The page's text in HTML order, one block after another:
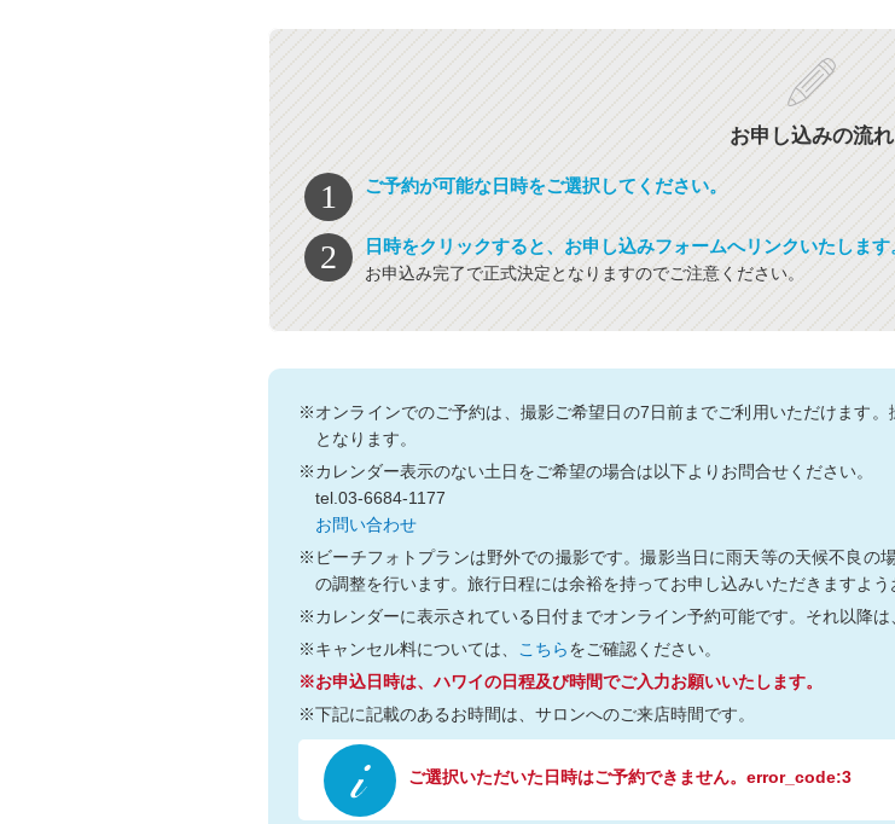
お申し込みの流れ
ご予約が可能な日時をご選択してください。
日時をクリックすると、お申し込みフォームへリンクいたします
お申込み完了で正式決定となりますのでご注意ください。
※オンラインでのご予約は、撮影ご希望日の7日前までご利用いただけます
となります。
※カレンダー表示のない土日をご希望の場合は以下よりお問合せください。
tel.03-6684-1177
お問い合わせ
※ビーチフォトプランは野外での撮影です。撮影当日に雨天等の天候不良の
の調整を行います。旅行日程には余裕を持ってお申し込みいただきますよう
※カレンダーに表示されている日付までオンライン予約可能です。それ以降は
※キャンセル料については、
こちらをご確認ください。
※お申込日時は、ハワイの日程及び時間でご入力お願いいたします。
※下記に記載のあるお時間は、サロンへのご来店時間です。
ご選択いただいた日時はご予約できません。error_code:3